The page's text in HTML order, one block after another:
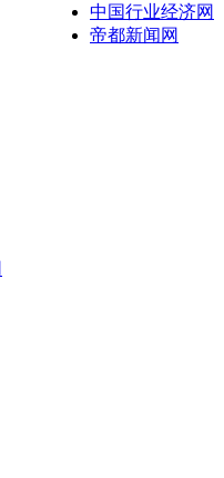
中国行业经济网
帝都新闻网